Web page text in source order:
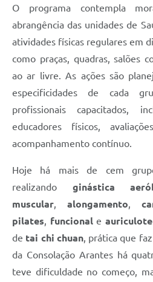
O programa contempla
abrangência das unidades de
atividades físicas regulares em
como praças, quadras, salões
ao ar livre. As ações são
especificidades de cada
profissionais capacitados,
educadores físicos,
acompanhamento contínuo.
Hoje há mais de cem
realizando ginástica
muscular
alongamento
pilates
funcional e
de tai chi chuan, prática que
da Consolação Arantes há
teve dificuldade no começo,